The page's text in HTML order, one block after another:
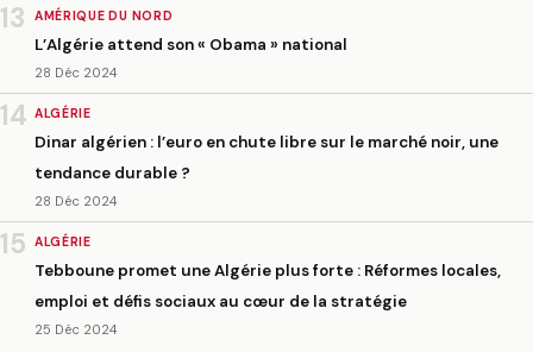
13 AMÉRIQUE DU NORD
L’Algérie attend son « Obama » national
28 Déc 2024
14 ALGÉRIE
Dinar algérien : l’euro en chute libre sur le marché noir, une
tendance durable ?
28 Déc 2024
15 ALGÉRIE
Tebboune promet une Algérie plus forte : Réformes locales,
emploi et défis sociaux au cœur de la stratégie
25 Déc 2024